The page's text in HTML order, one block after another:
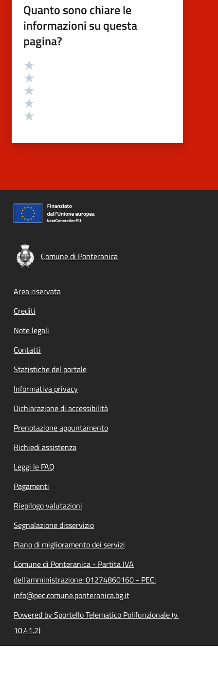
Quanto sono chiare le
informazioni su questa
pagina?
Valutazione
Comune di Ponteranica
Footer menu
Area riservata
Crediti
Note legali
Contatti
Statistiche del portale
Informativa privacy
Dichiarazione di accessibilità
Prenotazione appuntamento
Richiedi assistenza
Leggi le FAQ
Pagamenti
Riepilogo valutazioni
Segnalazione disservizio
Piano di miglioramento dei servizi
Comune di Ponteranica - Partita IVA
dell'amministrazione: 01274860160 - PEC:
info@pec.comune.ponteranica.bg.it
Powered by Sportello Telematico Polifunzionale (v.
10.41.2)